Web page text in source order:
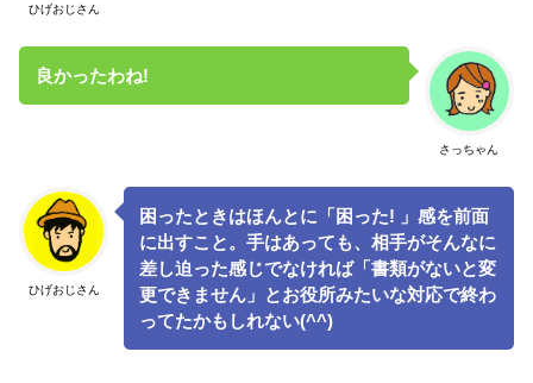
ひげおじさん
さっちゃん
良かったわね!
ひげおじさん
困ったときはほんとに「困った! 」感を前面
に出すこと。手はあっても、相手がそんなに
差し迫った感じでなければ「書類がないと変
更できません」とお役所みたいな対応で終わ
ってたかもしれない(^^)